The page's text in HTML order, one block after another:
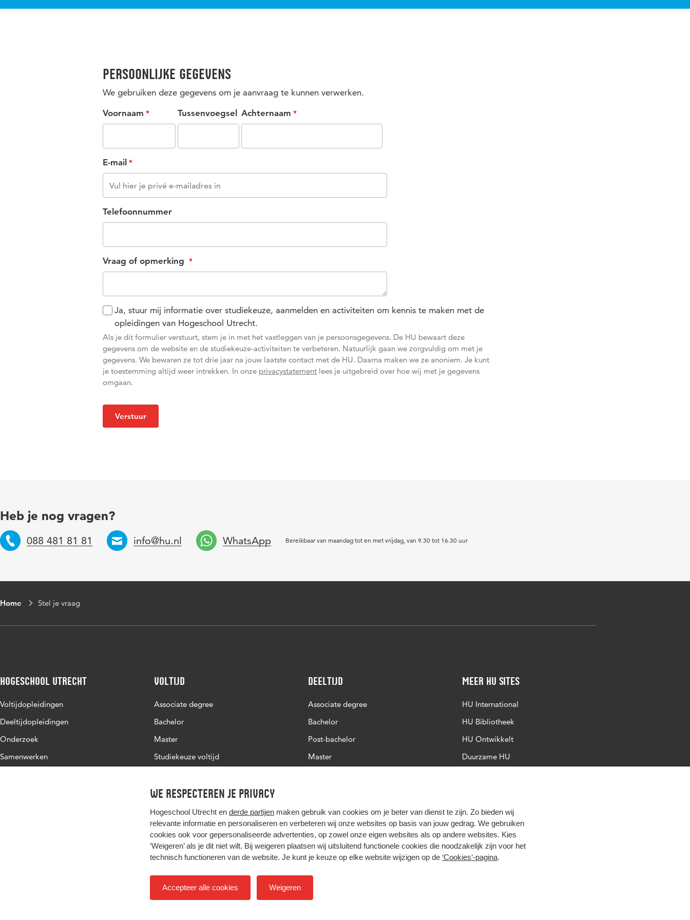
We respecteren je privacy
Hogeschool Utrecht en derde partijen maken gebruik van cookies om je beter van dienst te zijn. Zo bieden wij
relevante informatie en personaliseren en verbeteren wij onze websites op basis van jouw gedrag. We gebruiken
cookies ook voor gepersonaliseerde advertenties, op zowel onze eigen websites als op andere websites. Kies
‘Weigeren’ als je dit niet wilt. Bij weigeren plaatsen wij uitsluitend functionele cookies die noodzakelijk zijn voor het
technisch functioneren van de website. Je kunt je keuze op elke website wijzigen op de ‘Cookies‘-pagina.
Accepteer alle cookies Weigeren
Persoonlijke gegevens
We gebruiken deze gegevens om je aanvraag te kunnen verwerken.
Voornaam
Tussenvoegsel Achternaam
E-mail
Telefoonnummer
Vraag of opmerking
Ja, stuur mij informatie over studiekeuze, aanmelden en activiteiten om kennis te maken met de
opleidingen van Hogeschool Utrecht.
Als je dit formulier verstuurt, stem je in met het vastleggen van je persoonsgegevens. De HU bewaart deze
gegevens om de website en de studiekeuze-activiteiten te verbeteren. Natuurlijk gaan we zorgvuldig om met je
gegevens. We bewaren ze tot drie jaar na jouw laatste contact met de HU. Daarna maken we ze anoniem. Je kunt
je toestemming altijd weer intrekken. In onze privacystatement lees je uitgebreid over hoe wij met je gegevens
omgaan.
Heb je nog vragen?
Telefoon
088 481 81 81
Email
info@hu.nl WhatsApp Bereikbaar van maandag tot en met vrijdag, van 9.30 tot 16.30 uur
Home Stel je vraag
Hogeschool Utrecht
Voltijdopleidingen
Deeltijdopleidingen
Onderzoek
Samenwerken
Voltijd
Associate degree
Bachelor
Master
Studiekeuze voltijd
Deeltijd
Associate degree
Bachelor
Post-bachelor
Master
Meer HU sites
HU International
HU Bibliotheek
HU Ontwikkelt
Duurzame HU
Hier komt alles samen
Colofon